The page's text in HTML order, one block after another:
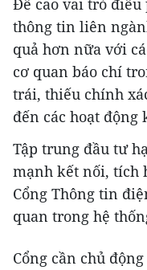
Đề cao vai trò
thông tin liên
quả hơn nữa với
cơ quan báo chí
trái, thiếu chính
đến các hoạt động
Tập trung đầu tư
mạnh kết nối, tích
Cổng Thông tin
quan trong hệ
Cổng cần chủ